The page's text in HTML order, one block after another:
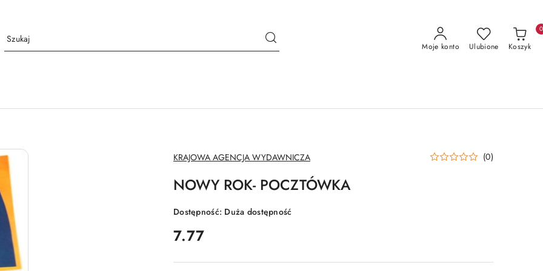
Moje konto Ulubione Koszyk
0
NAZWA
PRODUCENTA:
KRAJOWA AGENCJA WYDAWNICZA (0)
NOWY ROK- POCZTÓWKA
Dostępność: Duża dostępność
cena:
7.77